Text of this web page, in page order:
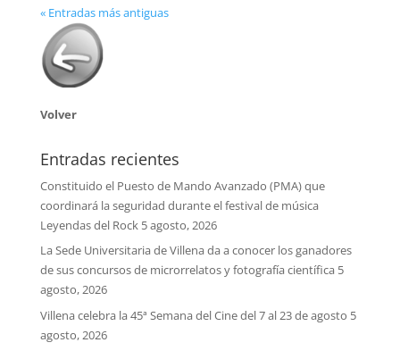
« Entradas más antiguas
Volver
Entradas recientes
Constituido el Puesto de Mando Avanzado (PMA) que
coordinará la seguridad durante el festival de música
Leyendas del Rock 5 agosto, 2026
La Sede Universitaria de Villena da a conocer los ganadores
de sus concursos de microrrelatos y fotografía científica 5
agosto, 2026
Villena celebra la 45ª Semana del Cine del 7 al 23 de agosto 5
agosto, 2026